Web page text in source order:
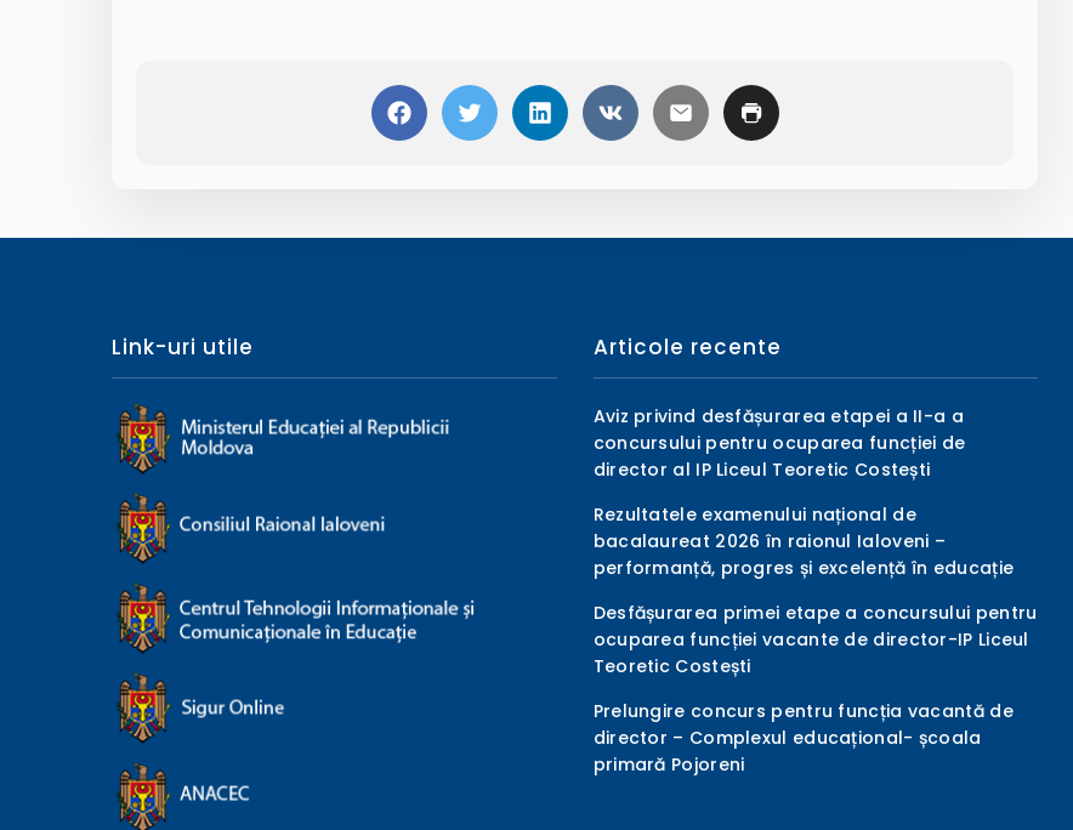
Link-uri utile Articole recente
Aviz privind desfășurarea etapei a II-a a
concursului pentru ocuparea funcției de
director al IP Liceul Teoretic Costești
Rezultatele examenului național de
bacalaureat 2026 în raionul Ialoveni –
performanță, progres și excelență în educație
Desfășurarea primei etape a concursului pentru
ocuparea funcției vacante de director-IP Liceul
Teoretic Costești
Prelungire concurs pentru funcția vacantă de
director – Complexul educațional- școala
primară Pojoreni